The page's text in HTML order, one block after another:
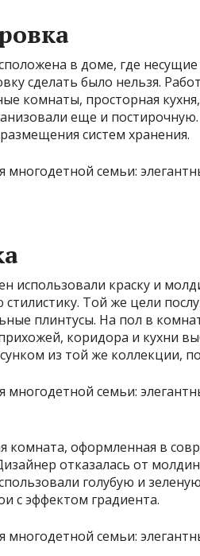
в доме, где
сделать было нельзя.
комнаты, просторная
еще и
систем хранения.
использовали краску и
стилистику. Той же цели
плинтусы. На пол в
коридора и кухни
из той же коллекции,
комната, оформленная в
отказалась от
голубую и
с эффектом градиента.